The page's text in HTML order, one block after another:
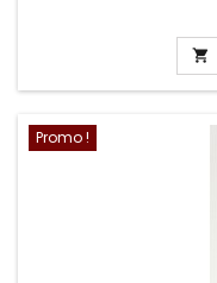

Promo !